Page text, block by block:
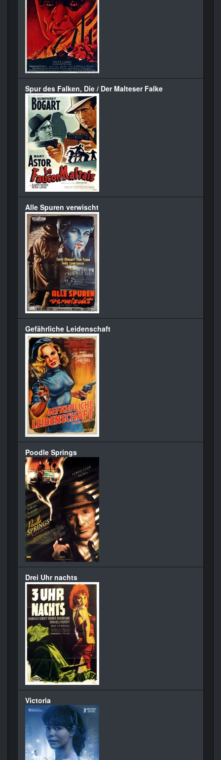
Spur des Falken, Die / Der Malteser Falke
Alle Spuren verwischt
Gefährliche Leidenschaft
Poodle Springs
Drei Uhr nachts
Victoria